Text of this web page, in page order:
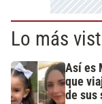
Lo más
Así es
que
de sus